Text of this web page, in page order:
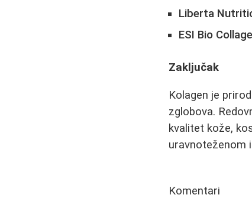
Liberta
ESI Bio
Zaključak
Kolagen je
zglobova.
kvalitet kože,
uravnoteženom
Komentari